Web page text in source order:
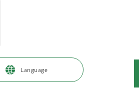
Language
さいたま市の人事 >